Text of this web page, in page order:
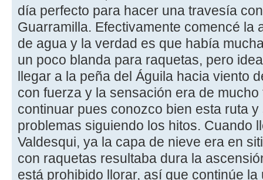
día perfecto para hacer una travesía
Guarramilla. Efectivamente comencé la
de agua y la verdad es que había
un poco blanda para raquetas, pero
llegar a la peña del Águila hacia viento
con fuerza y la sensación era de
continuar pues conozco bien esta ruta
problemas siguiendo los hitos. Cuando
Valdesqui, ya la capa de nieve era en
con raquetas resultaba dura la
está prohibido llorar, así que continúe